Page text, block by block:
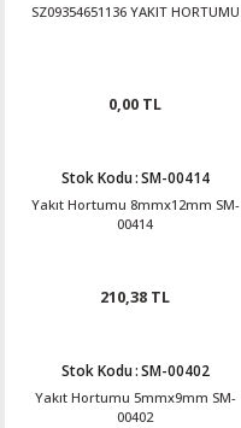
SZ09354651136 YAKIT HORTUMU
0,00 TL
Stok Kodu:SM-00414
Yakıt Hortumu 8mmx12mm SM-
00414
210,38 TL
Stok Kodu:SM-00402
Yakıt Hortumu 5mmx9mm SM-
00402